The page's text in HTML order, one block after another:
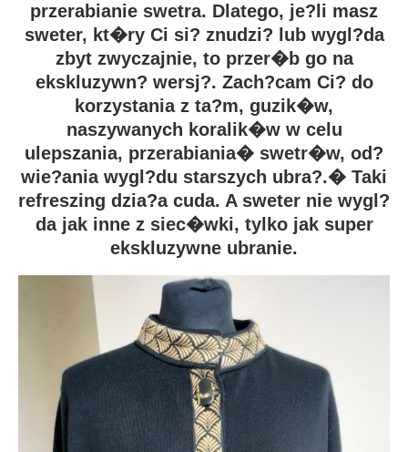
przerabianie swetra. Dlatego, je?li masz
sweter, kt�ry Ci si? znudzi? lub wygl?da
zbyt zwyczajnie, to przer�b go na
ekskluzywn? wersj?. Zach?cam Ci? do
korzystania z ta?m, guzik�w,
naszywanych koralik�w w celu
ulepszania, przerabiania� swetr�w, od?
wie?ania wygl?du starszych ubra?.� Taki
refreszing dzia?a cuda. A sweter nie wygl?
da jak inne z siec�wki, tylko jak super
ekskluzywne ubranie.